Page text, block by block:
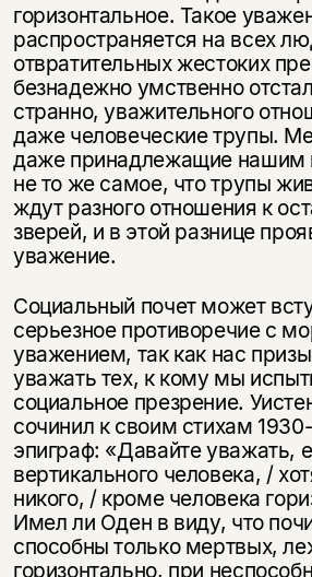
горизонтальное. Такое
распространяется на всех
отвратительных жестоких
безнадежно умственно
странно, уважительного
даже человеческие трупы.
даже принадлежащие нашим
не то же самое, что трупы
ждут разного отношения к
зверей, и в этой разнице
уважение.
Социальный почет может
серьезное противоречие с
уважением, так как нас
уважать тех, к кому мы
социальное презрение.
сочинил к своим стихам
эпиграф: «Давайте уважать,
вертикального человека, /
никого, / кроме человека
Имел ли Оден в виду, что
способны только мертвых,
горизонтально, при